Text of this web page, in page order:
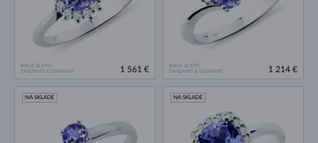
BIELE ZLATO
TANZANIT & DIAMANT
1 561 €
BIELE ZLATO
TANZANIT & DIAMANT
1 214 €
NA SKLADE NA SKLADE